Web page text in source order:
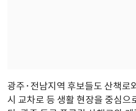
광주·전남지역 후보들도 산책로
시 교차로 등 생활 현장을 중심으